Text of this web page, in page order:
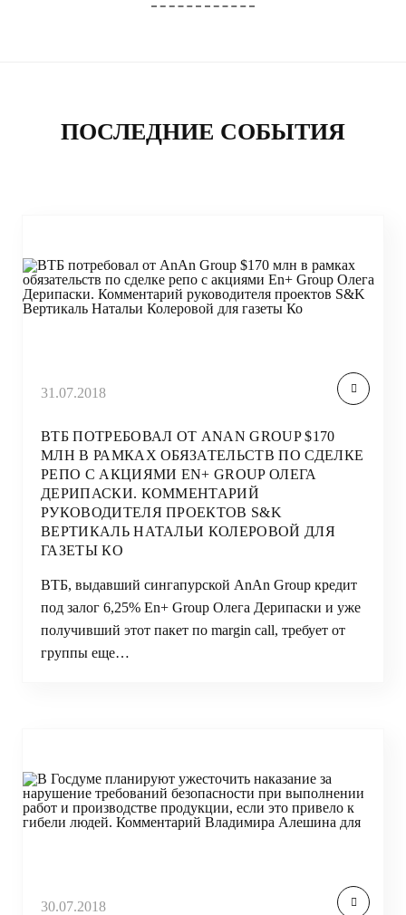
ПОСЛЕДНИЕ СОБЫТИЯ
31.07.2018
ВТБ ПОТРЕБОВАЛ ОТ ANAN GROUP $170
МЛН В РАМКАХ ОБЯЗАТЕЛЬСТВ ПО СДЕЛКЕ
РЕПО С АКЦИЯМИ EN+ GROUP ОЛЕГА
ДЕРИПАСКИ. КОММЕНТАРИЙ
РУКОВОДИТЕЛЯ ПРОЕКТОВ S&K
ВЕРТИКАЛЬ НАТАЛЬИ КОЛЕРОВОЙ ДЛЯ
ГАЗЕТЫ КО
ВТБ, выдавший сингапурской AnAn Group кредит
под залог 6,25% En+ Group Олега Дерипаски и уже
получивший этот пакет по margin call, требует от
группы еще…
30.07.2018